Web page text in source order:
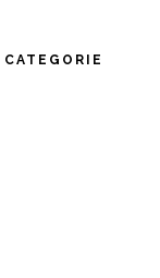
CATEGORIE